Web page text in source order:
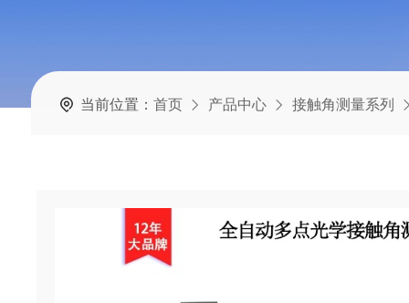
当前位置： 首页 产品中心 接触角测量系列